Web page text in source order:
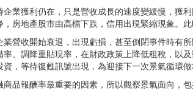
業獲利仍在，只是營收成長的速度變緩慢，獲
房地產股市由高檔下跌，信用出現緊縮現象。
營收開始衰退，出現虧損，甚至倒閉事件時有
、調降重貼現率，在財政政策上降低租稅，以
，等待復甦訊號出現，為迎接下一次景氣循環做
品報酬率最重要的因素，所以觀察景氣面向，